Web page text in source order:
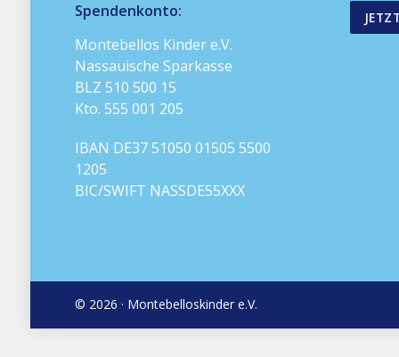
Spendenkonto:
Montebellos Kinder e.V.
Nassauische Sparkasse
BLZ 510 500 15
Kto. 555 001 205
IBAN DE37 51050 01505 5500
1205
BIC/SWIFT NASSDE55XXX
© 2026 · Montebelloskinder e.V.